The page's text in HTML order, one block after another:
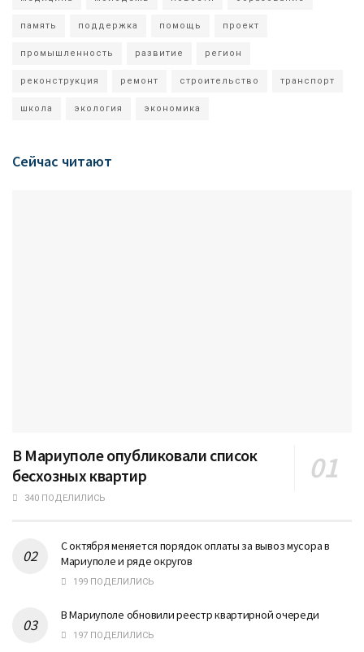
память поддержка помощь проект
промышленность развитие регион
реконструкция ремонт строительство транспорт
школа экология экономика
Сейчас читают
В Мариуполе опубликовали список
бесхозных квартир
340 ПОДЕЛИЛИСЬ
С октября меняется порядок оплаты за вывоз мусора в
Мариуполе и ряде округов
199 ПОДЕЛИЛИСЬ
В Мариуполе обновили реестр квартирной очереди
197 ПОДЕЛИЛИСЬ